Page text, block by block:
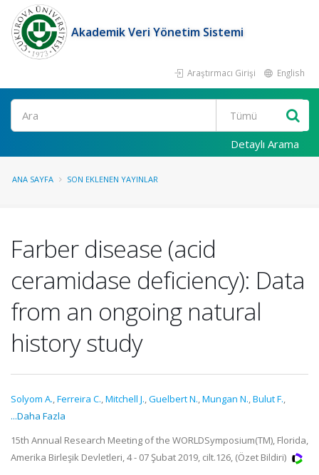
Akademik Veri Yönetim Sistemi
Araştırmacı Girişi English
Ara
Detaylı Arama
ANA SAYFA SON EKLENEN YAYINLAR
Farber disease (acid
ceramidase deficiency): Data
from an ongoing natural
history study
Solyom A.,Ferreira C.,Mitchell J.,Guelbert N.,Mungan N.,Bulut F.,
...Daha Fazla
15th Annual Research Meeting of the WORLDSymposium(TM), Florida,
Amerika Birleşik Devletleri, 4 - 07 Şubat 2019, cilt.126, (Özet Bildiri)